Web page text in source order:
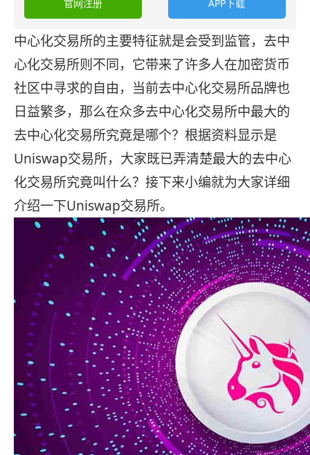
官网注册 APP下载
中心化交易所的主要特征就是会受到监管，去中
心化交易所则不同，它带来了许多人在加密货币
社区中寻求的自由，当前去中心化交易所品牌也
日益繁多，那么在众多去中心化交易所中最大的
去中心化交易所究竟是哪个？根据资料显示是
Uniswap交易所，大家既已弄清楚最大的去中心
化交易所究竟叫什么？接下来小编就为大家详细
介绍一下Uniswap交易所。